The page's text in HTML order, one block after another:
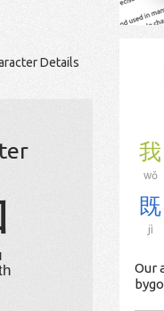
Details
我
wǒ
既
jì
Our